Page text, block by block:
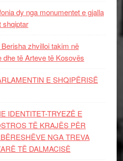
dy nga monumentet e gjalla
shqiptar
zhvilloi takim në
të Arteve të Kosovës
E SHQIPËRISË
IDENTITET-TRYEZË E
TË KRAJËS PËR
NGA TREVA
TË DALMACISË